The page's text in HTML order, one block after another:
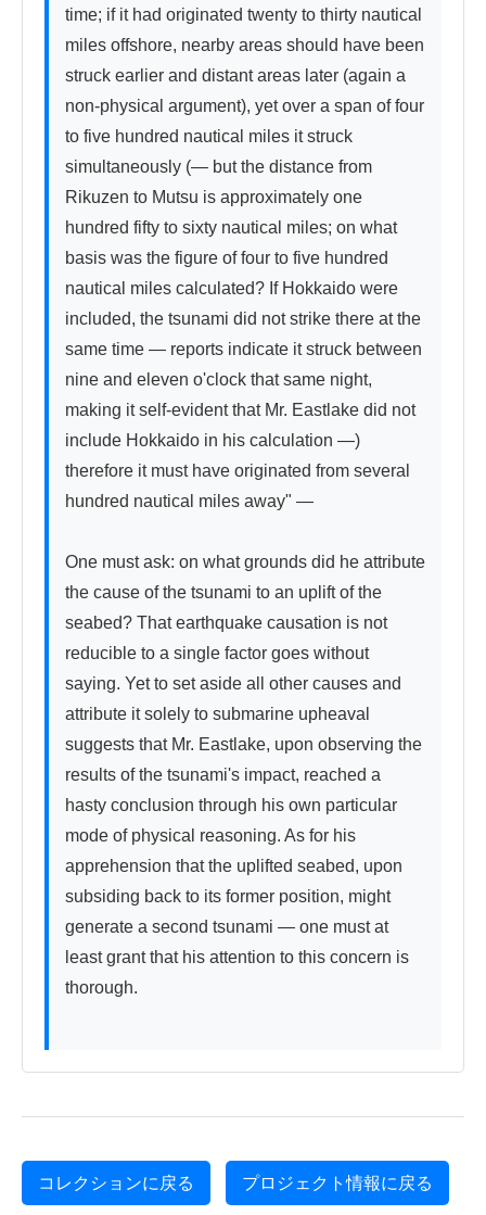
time; if it had originated twenty to thirty nautical
miles offshore, nearby areas should have been
struck earlier and distant areas later (again a
non-physical argument), yet over a span of four
to five hundred nautical miles it struck
simultaneously (— but the distance from
Rikuzen to Mutsu is approximately one
hundred fifty to sixty nautical miles; on what
basis was the figure of four to five hundred
nautical miles calculated? If Hokkaido were
included, the tsunami did not strike there at the
same time — reports indicate it struck between
nine and eleven o'clock that same night,
making it self-evident that Mr. Eastlake did not
include Hokkaido in his calculation —)
therefore it must have originated from several
hundred nautical miles away" —
One must ask: on what grounds did he attribute
the cause of the tsunami to an uplift of the
seabed? That earthquake causation is not
reducible to a single factor goes without
saying. Yet to set aside all other causes and
attribute it solely to submarine upheaval
suggests that Mr. Eastlake, upon observing the
results of the tsunami's impact, reached a
hasty conclusion through his own particular
mode of physical reasoning. As for his
apprehension that the uplifted seabed, upon
subsiding back to its former position, might
generate a second tsunami — one must at
least grant that his attention to this concern is
thorough.
コレクションに戻る プロジェクト情報に戻る